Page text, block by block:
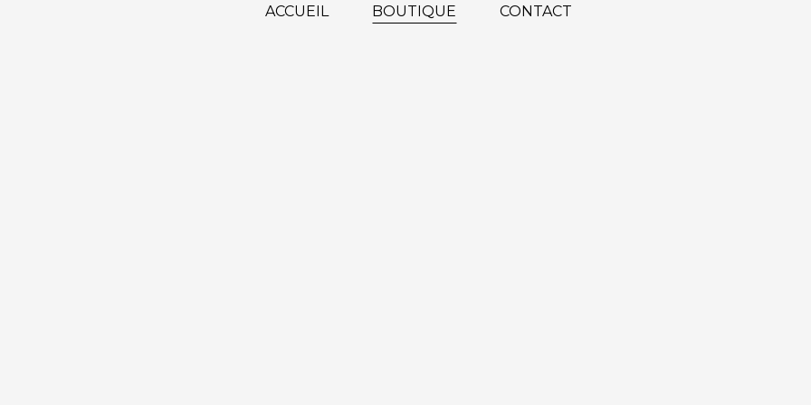
ACCUEIL BOUTIQUE CONTACT